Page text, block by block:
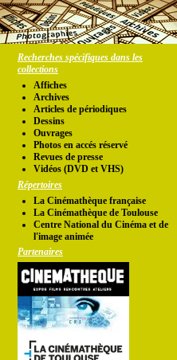
Recherches spécifiques dans les
collections
Affiches
Archives
Articles de périodiques
Dessins
Ouvrages
Photos en accés réservé
Revues de presse
Vidéos (DVD et VHS)
Répertoires
La Cinémathèque française
La Cinémathèque de Toulouse
Centre National du Cinéma et de
l'image animée
Partenaires